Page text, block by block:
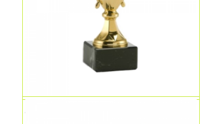
Cupa medie – aur